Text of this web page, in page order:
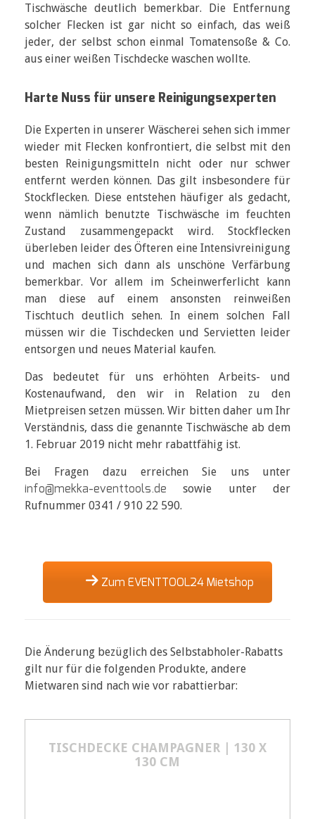
Tischwäsche deutlich bemerkbar. Die Entfernung
solcher Flecken ist gar nicht so einfach, das weiß
jeder, der selbst schon einmal Tomatensoße & Co.
aus einer weißen Tischdecke waschen wollte.
Harte Nuss für unsere Reinigungsexperten
Die Experten in unserer Wäscherei sehen sich immer
wieder mit Flecken konfrontiert, die selbst mit den
besten Reinigungsmitteln nicht oder nur schwer
entfernt werden können. Das gilt insbesondere für
Stockflecken. Diese entstehen häufiger als gedacht,
wenn nämlich benutzte Tischwäsche im feuchten
Zustand zusammengepackt wird. Stockflecken
überleben leider des Öfteren eine Intensivreinigung
und machen sich dann als unschöne Verfärbung
bemerkbar. Vor allem im Scheinwerferlicht kann
man diese auf einem ansonsten reinweißen
Tischtuch deutlich sehen. In einem solchen Fall
müssen wir die Tischdecken und Servietten leider
entsorgen und neues Material kaufen.
Das bedeutet für uns erhöhten Arbeits- und
Kostenaufwand, den wir in Relation zu den
Mietpreisen setzen müssen. Wir bitten daher um Ihr
Verständnis, dass die genannte Tischwäsche ab dem
1. Februar 2019 nicht mehr rabattfähig ist.
Bei Fragen dazu erreichen Sie uns unter
info@mekka-eventtools.de sowie unter der
Rufnummer 0341 / 910 22 590.
Zum EVENTTOOL24 Mietshop
Die Änderung bezüglich des Selbstabholer-Rabatts
gilt nur für die folgenden Produkte, andere
Mietwaren sind nach wie vor rabattierbar:
TISCHDECKE CHAMPAGNER | 130 X
130 CM